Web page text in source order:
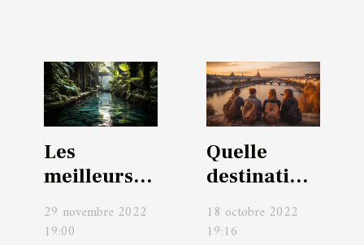
Les
meilleurs
endroits
visités par
29 novembre 2022
19:00
Quelle
destination
choisir
pour un
18 octobre 2022
19:16